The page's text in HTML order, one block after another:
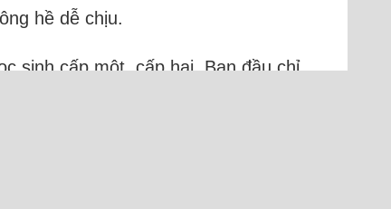
hề dễ chịu.
sinh cấp một, cấp hai. Ban đầu chỉ